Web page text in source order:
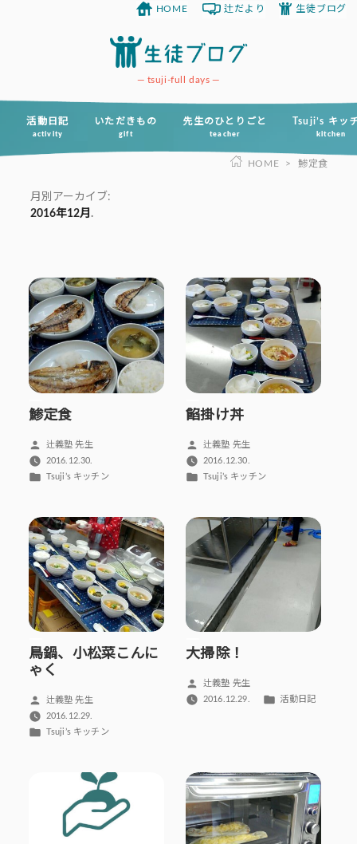
ツ
tsuji-full days
活動日記
activity
いただきもの
gift
先生のひとりごと
teacher
Tsuji’s キッ
kitchen
HOME 辻だより 生徒ブログ
HOME > 鯵定食
月別アーカイブ:
2016年12月
鯵定食
投
稿
者:
辻義塾 先生
2016.12.30.
カ
リ
ー:
Tsuji’s キッチン
餡掛け丼
投
稿
者:
辻義塾 先生
2016.12.30.
カ
リ
ー:
Tsuji’s キッチン
鳥鍋、小松菜こんに
ゃく
投
稿
者:
辻義塾 先生
2016.12.29.
カTsuji’s キッチン
大掃除！
投
稿
辻義塾 先生
2016.12.29.
カ
活動日記